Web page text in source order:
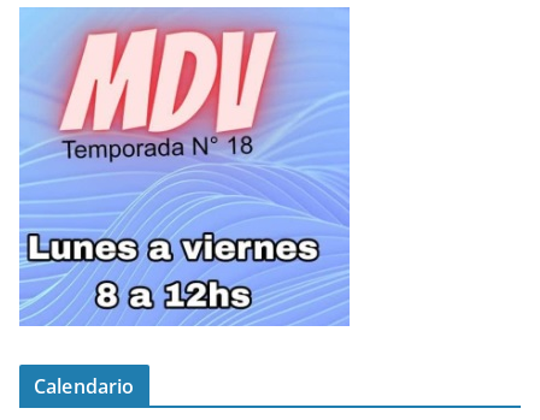
Calendario